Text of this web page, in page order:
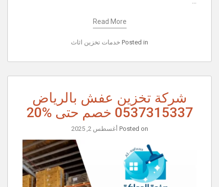
Read More
Posted in خدمات تخزين اثاث
شركة تخزين عفش بالرياض
0537315337 خصم حتى %20
Posted on أغسطس 2, 2025